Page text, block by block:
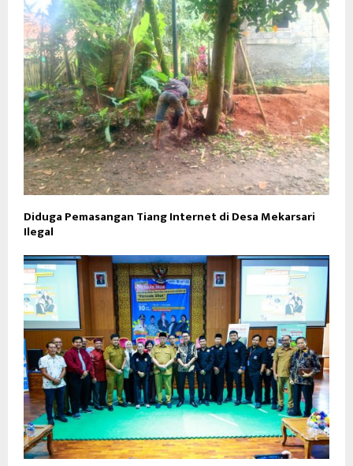
Diduga Pemasangan Tiang Internet di Desa Mekarsari
Ilegal